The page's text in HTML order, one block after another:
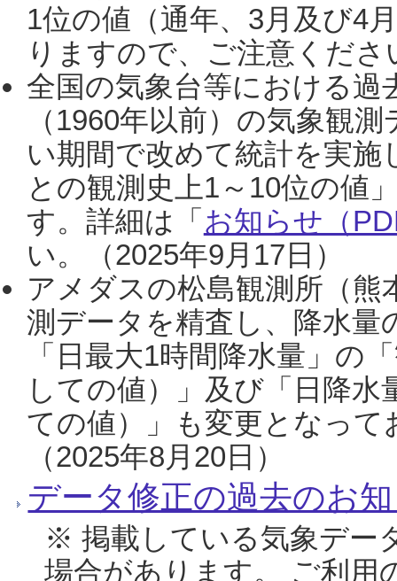
1位の値（通年、3月及び4
りますので、ご注意くだ
全国の気象台等における過
（1960年以前）の気象観
い期間で改めて統計を実
との観測史上1～10位の値
す。詳細は「 お知らせ（
い。（2025年9月17日）
アメダスの松島観測所（熊
測データを精査し、降水
「日最大1時間降水量」の
しての値）」及び「日降
ての値）」も変更となっ
（2025年8月20日）
データ修正の過去のお
※ 掲載している気象デー
場合があります。 ご利用